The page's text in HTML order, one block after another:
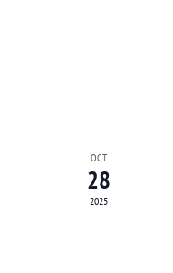
OCT
28
2025